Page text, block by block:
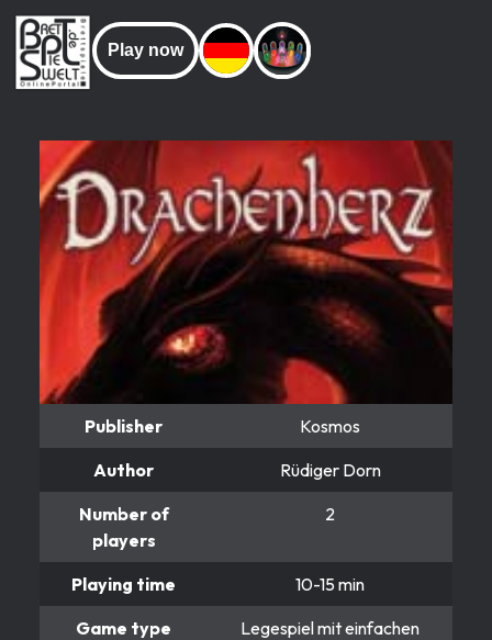
Play now
Publisher
Kosmos
Author
Rüdiger Dorn
Number of
players
2
Playing time
10-15 min
Game type
Legespiel mit einfachen